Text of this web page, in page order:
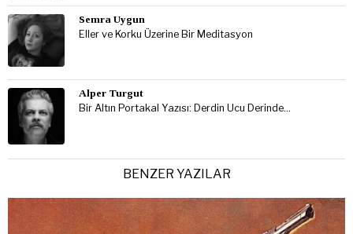
Semra Uygun
Eller ve Korku Üzerine Bir Meditasyon
Alper Turgut
Bir Altın Portakal Yazısı: Derdin Ucu Derinde…
BENZER YAZILAR